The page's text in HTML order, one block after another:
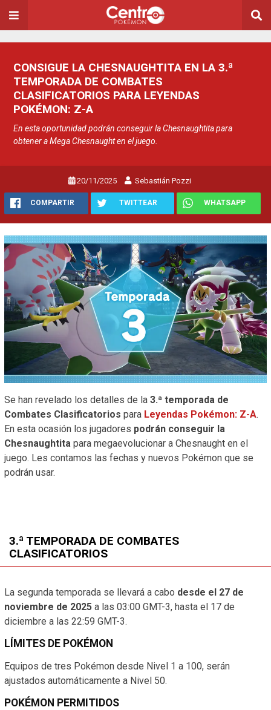
CONSIGUE LA CHESNAUGHTITA EN LA 3.ª
TEMPORADA DE COMBATES
CLASIFICATORIOS PARA LEYENDAS
POKÉMON: Z-A
En esta oportunidad podrán conseguir la Chesnaughtita para
obtener a Mega Chesnaught en el juego.
20/11/2025 Sebastián Pozzi
COMPARTIR TWITTEAR WHATSAPP
Se han revelado los detalles de la 3.ª temporada de
Combates Clasificatorios para Leyendas Pokémon: Z-A.
En esta ocasión los jugadores podrán conseguir la
Chesnaughtita para megaevolucionar a Chesnaught en el
juego. Les contamos las fechas y nuevos Pokémon que se
podrán usar.
3.ª TEMPORADA DE COMBATES
CLASIFICATORIOS
La segunda temporada se llevará a cabo desde el 27 de
noviembre de 2025 a las 03:00 GMT-3, hasta el 17 de
diciembre a las 22:59 GMT-3.
LÍMITES DE POKÉMON
Equipos de tres Pokémon desde Nivel 1 a 100, serán
ajustados automáticamente a Nivel 50.
POKÉMON PERMITIDOS